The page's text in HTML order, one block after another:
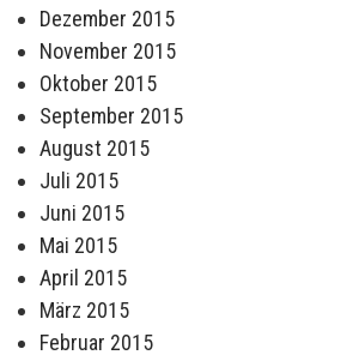
Dezember 2015
November 2015
Oktober 2015
September 2015
August 2015
Juli 2015
Juni 2015
Mai 2015
April 2015
März 2015
Februar 2015